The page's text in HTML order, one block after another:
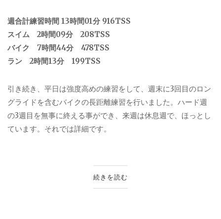
週合計練習時間 13時間01分 916TSS
スイム 2時間09分 208TSS
バイク 7時間44分 478TSS
ラン 2時間13分 199TSS
引き続き、平日は強度高めの練習をして、週末に3回目のロン
グライドを含むバイクの長距離練習を行いました。ハード週
の3週目を無事に終える事ができ、来週は休息週で、ほっとし
ています。それでは詳細です。
続きを読む